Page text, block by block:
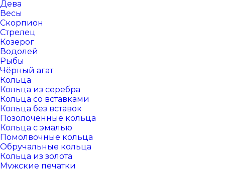
Дева
Весы
Скорпион
Стрелец
Козерог
Водолей
Рыбы
Чёрный агат
Кольца
Кольца из серебра
Кольца со вставками
Кольца без вставок
Позолоченные кольца
Кольца с эмалью
Помолвочные кольца
Обручальные кольца
Кольца из золота
Мужские печатки